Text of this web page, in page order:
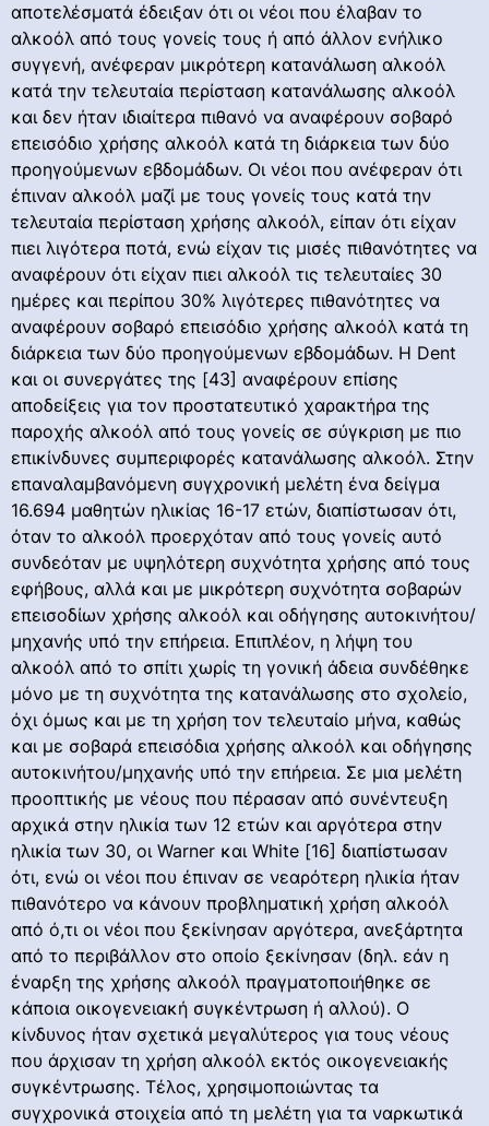
αποτελέσματά έδειξαν ότι οι νέοι που έλαβαν το
αλκοόλ από τους γονείς τους ή από άλλον ενήλικο
συγγενή, ανέφεραν μικρότερη κατανάλωση αλκοόλ
κατά την τελευταία περίσταση κατανάλωσης αλκοόλ
και δεν ήταν ιδιαίτερα πιθανό να αναφέρουν σοβαρό
επεισόδιο χρήσης αλκοόλ κατά τη διάρκεια των δύο
προηγούμενων εβδομάδων. Οι νέοι που ανέφεραν ότι
έπιναν αλκοόλ μαζί με τους γονείς τους κατά την
τελευταία περίσταση χρήσης αλκοόλ, είπαν ότι είχαν
πιει λιγότερα ποτά, ενώ είχαν τις μισές πιθανότητες να
αναφέρουν ότι είχαν πιει αλκοόλ τις τελευταίες 30
ημέρες και περίπου 30% λιγότερες πιθανότητες να
αναφέρουν σοβαρό επεισόδιο χρήσης αλκοόλ κατά τη
διάρκεια των δύο προηγούμενων εβδομάδων. Η Dent
και οι συνεργάτες της [43] αναφέρουν επίσης
αποδείξεις για τον προστατευτικό χαρακτήρα της
παροχής αλκοόλ από τους γονείς σε σύγκριση με πιο
επικίνδυνες συμπεριφορές κατανάλωσης αλκοόλ. Στην
επαναλαμβανόμενη συγχρονική μελέτη ένα δείγμα
16.694 μαθητών ηλικίας 16-17 ετών, διαπίστωσαν ότι,
όταν το αλκοόλ προερχόταν από τους γονείς αυτό
συνδεόταν με υψηλότερη συχνότητα χρήσης από τους
εφήβους, αλλά και με μικρότερη συχνότητα σοβαρών
επεισοδίων χρήσης αλκοόλ και οδήγησης αυτοκινήτου/
μηχανής υπό την επήρεια. Επιπλέον, η λήψη του
αλκοόλ από το σπίτι χωρίς τη γονική άδεια συνδέθηκε
μόνο με τη συχνότητα της κατανάλωσης στο σχολείο,
όχι όμως και με τη χρήση τον τελευταίο μήνα, καθώς
και με σοβαρά επεισόδια χρήσης αλκοόλ και οδήγησης
αυτοκινήτου/μηχανής υπό την επήρεια. Σε μια μελέτη
προοπτικής με νέους που πέρασαν από συνέντευξη
αρχικά στην ηλικία των 12 ετών και αργότερα στην
ηλικία των 30, οι Warner και White [16] διαπίστωσαν
ότι, ενώ οι νέοι που έπιναν σε νεαρότερη ηλικία ήταν
πιθανότερο να κάνουν προβληματική χρήση αλκοόλ
από ό,τι οι νέοι που ξεκίνησαν αργότερα, ανεξάρτητα
από το περιβάλλον στο οποίο ξεκίνησαν (δηλ. εάν η
έναρξη της χρήσης αλκοόλ πραγματοποιήθηκε σε
κάποια οικογενειακή συγκέντρωση ή αλλού). Ο
κίνδυνος ήταν σχετικά μεγαλύτερος για τους νέους
που άρχισαν τη χρήση αλκοόλ εκτός οικογενειακής
συγκέντρωσης. Τέλος, χρησιμοποιώντας τα
συγχρονικά στοιχεία από τη μελέτη για τα ναρκωτικά